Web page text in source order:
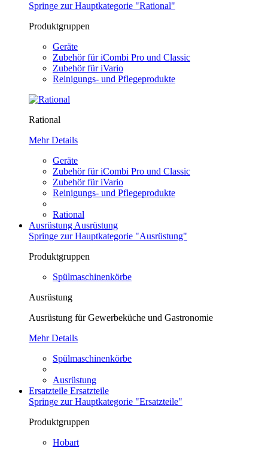
Springe zur Hauptkategorie "Rational"
Produktgruppen
Geräte
Zubehör für iCombi Pro und Classic
Zubehör für iVario
Reinigungs- und Pflegeprodukte
Rational
Mehr Details
Geräte
Zubehör für iCombi Pro und Classic
Zubehör für iVario
Reinigungs- und Pflegeprodukte
Rational
Ausrüstung Ausrüstung
Springe zur Hauptkategorie "Ausrüstung"
Produktgruppen
Spülmaschinenkörbe
Ausrüstung
Ausrüstung für Gewerbeküche und Gastronomie
Mehr Details
Spülmaschinenkörbe
Ausrüstung
Ersatzteile Ersatzteile
Springe zur Hauptkategorie "Ersatzteile"
Produktgruppen
Hobart